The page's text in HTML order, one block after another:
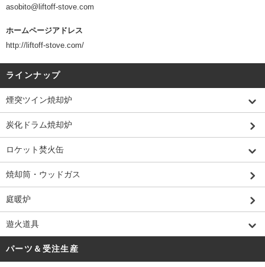
asobito@liftoff-stove.com
ホームページアドレス
http://liftoff-stove.com/
ラインナップ
煙突ツイン焼却炉
炭化ドラム焼却炉
ロケット焚火缶
焼却筒・ウッドガス
庭暖炉
遊火道具
パーツ＆受注生産